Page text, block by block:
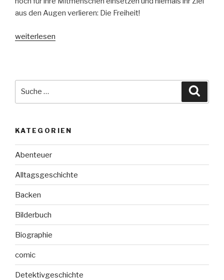
aus den Augen verlieren: Die Freiheit!
„Sami
nach
Freiheit“
weiterlesen
KATEGORIEN
Abenteuer
Alltagsgeschichte
Backen
Bilderbuch
Biographie
comic
Detektivgeschichte